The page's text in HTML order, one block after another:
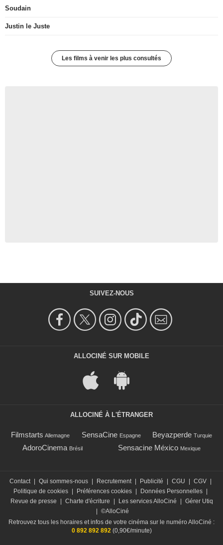
Soudain
Justin le Juste
Les films à venir les plus consultés
SUIVEZ-NOUS
ALLOCINÉ SUR MOBILE
ALLOCINÉ À L'ÉTRANGER
Filmstarts Allemagne SensaCine Espagne Beyazperde Turquie
AdoroCinema Brésil Sensacine México Mexique
Contact Qui sommes-nous Recrutement Publicité CGU CGV
Politique de cookies
Préférences cookies Données Personnelles
Revue de presse
Charte d'écriture Les services AlloCiné
Gérer Utiq
©AlloCiné
Retrouvez tous les horaires et infos de votre cinéma sur le numéro AlloCiné :
0 892 892 892(0,90€/minute)